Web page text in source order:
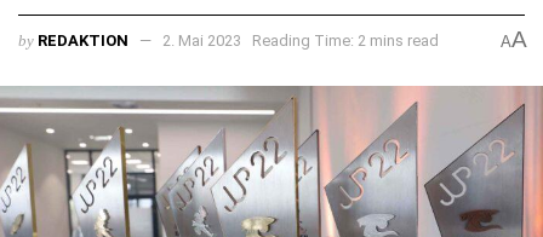
by REDAKTION 2. Mai 2023 Reading Time: 2 mins read AA